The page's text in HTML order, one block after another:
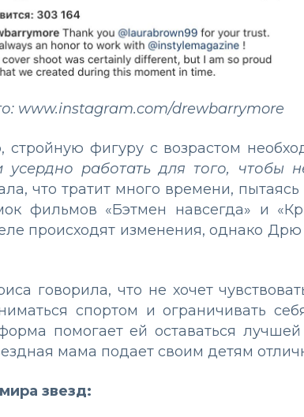
www.instagram.com/drewbarrymore
фигуру с возрастом
усердно работать для того, чтобы
что тратит много времени, пытаясь
фильмов «Бэтмен навсегда» и
происходят изменения, однако
говорила, что не хочет
спортом и ограничивать
помогает ей оставаться
мама подает своим детям
звезд: